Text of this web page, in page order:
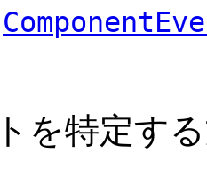
を特定す